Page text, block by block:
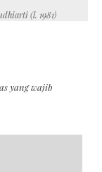
(l. 1981)
yang wajib